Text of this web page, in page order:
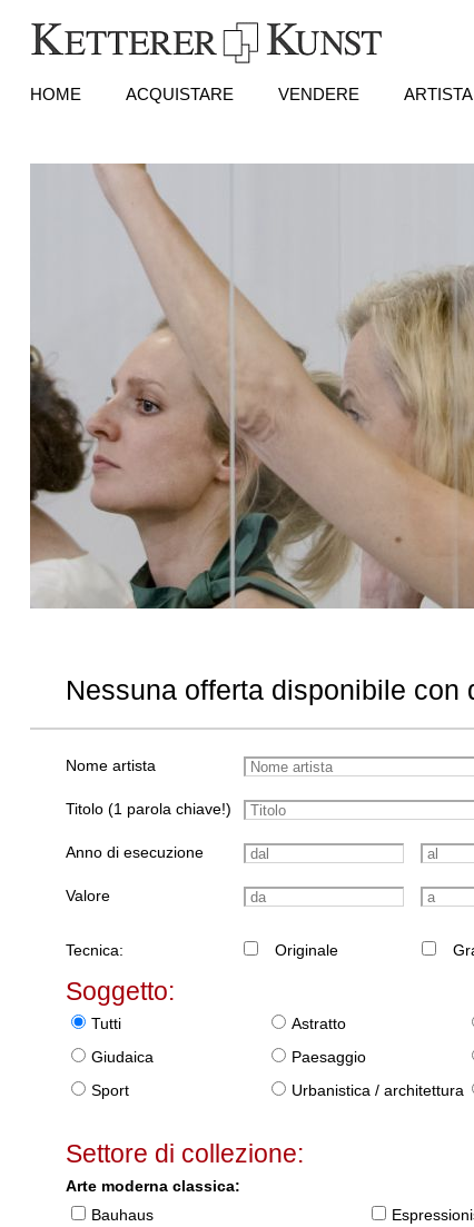
HOME ACQUISTARE VENDERE ARTISTA
Nessuna offerta disponibile con
Nome artista
Titolo (1 parola chiave!)
Anno di esecuzione
Valore
Tecnica: Originale
Soggetto:
Tutti Astratto
Giudaica
Paesaggio
Sport
Urbanistica / architettura
Settore di collezione:
Arte moderna classica:
Bauhaus